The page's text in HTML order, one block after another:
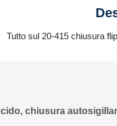
Tutto sul 20-415 chiusura
chiusura